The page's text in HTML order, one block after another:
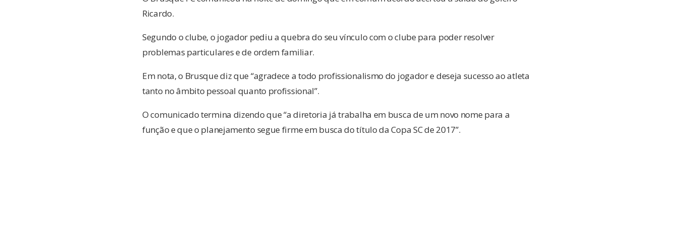
Ricardo.
Segundo o clube, o jogador pediu a quebra do seu vínculo com o clube para poder resolver
problemas particulares e de ordem familiar.
Em nota, o Brusque diz que “agradece a todo profissionalismo do jogador e deseja sucesso ao atleta
tanto no âmbito pessoal quanto profissional”.
O comunicado termina dizendo que “a diretoria já trabalha em busca de um novo nome para a
função e que o planejamento segue firme em busca do título da Copa SC de 2017”.